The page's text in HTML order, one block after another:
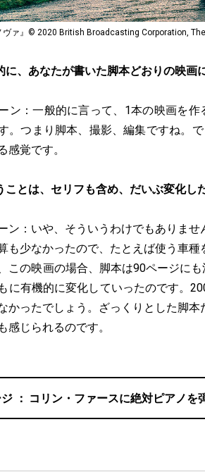
ヴァ』© 2020 British Broadcasting Corporation,
に、あなたが書いた脚本どおりの映画
ン：一般的に言って、1本の映画を
。つまり脚本、撮影、編集ですね。
感覚です。
ことは、セリフも含め、だいぶ変化し
ン：いや、そういうわけでもありま
も少なかったので、たとえば使う車
この映画の場合、脚本は90ページに
に有機的に変化していったのです。
かったでしょう。ざっくりとした脚
感じられるのです。
コリン・ファースに絶対ピアノを